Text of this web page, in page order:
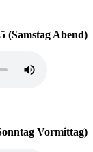
(Samstag Abend)
Vormittag)